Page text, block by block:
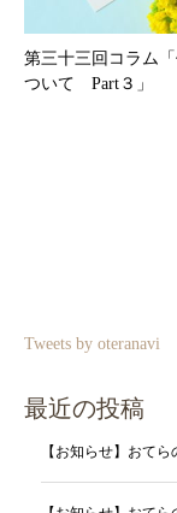
第三十三回コラム
ついて Part３」
Tweets by oteranavi
最近の投稿
【お知らせ】おて